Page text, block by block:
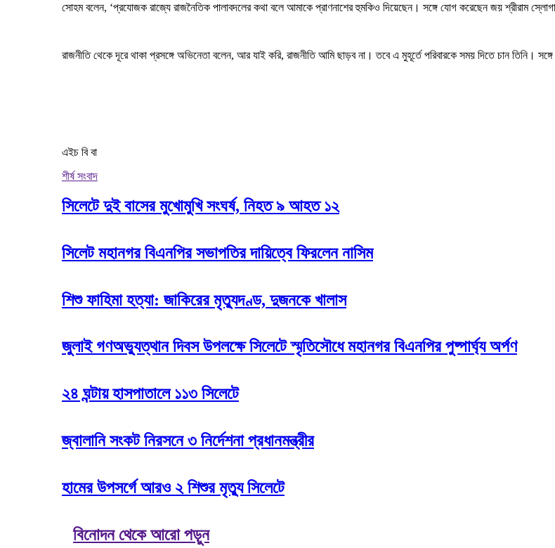
সোহম বলেন, ‘প্রযোজক রাজ্যে রাজনৈতিক পালাবদলের কথা বলে আমাকে প্রাণনাশের হুমকিও দিয়েছেন। সঙ্গে যোগ করেছেন জয় শ্রীরাম
রাজনীতি থেকে দূরে থাকা প্রসঙ্গে অভিনেতা বলেন, আর যাই করি, রাজনীতি আমি ছাড়ব না। তবে এ মুহূর্তে পরিবারকে সময় দিতে চান তিনি।
এইচ বি বা
শীর্ষ সংবাদ
সিলেটে দুই বাসের মুখোমুখি সংঘর্ষ, নিহত ৯ আহত ১২
সিলেট মহানগর বিএনপির সভাপতির দায়িত্বে ফিরলেন নাসিম
শিশু ফাহিমা হত্যা: জাকিরের মৃত্যুদণ্ড, দুজনকে খালাস
জুলাই গণঅভ্যুত্থান দিবস উপলক্ষে সিলেটে স্মৃতিসৌধে মহানগর বিএনপির পুষ্পার্ঘ্য অর্পণ
২৪ ঘন্টায় হাসপাতালে ১১৩ সিলেটে
জ্বালানি সংকট নিরসনে ৩ নির্দেশনা প্রধানমন্ত্রীর
হামের উপসর্গে আরও ২ শিশুর মৃত্যু সিলেটে
বিনোদন থেকে আরো পড়ুন